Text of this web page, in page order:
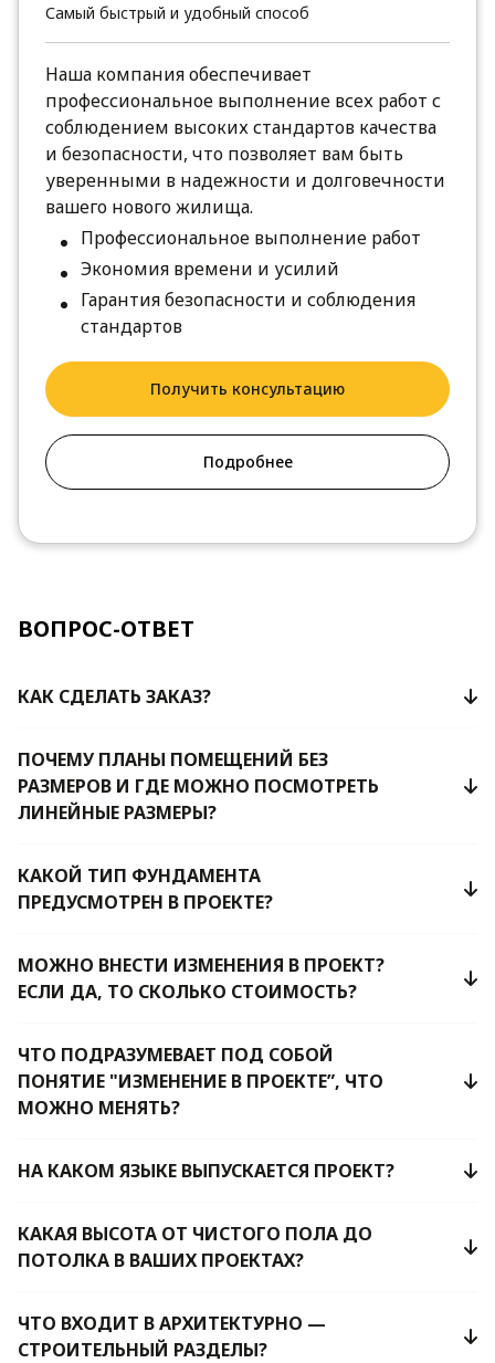
Самый быстрый и удобный способ
Наша компания обеспечивает
профессиональное выполнение всех работ с
соблюдением высоких стандартов качества
и безопасности, что позволяет вам быть
уверенными в надежности и долговечности
вашего нового жилища.
Профессиональное выполнение работ
Экономия времени и усилий
Гарантия безопасности и соблюдения
стандартов
Получить консультацию
Подробнее
ВОПРОС-ОТВЕТ
КАК СДЕЛАТЬ ЗАКАЗ?
ПОЧЕМУ ПЛАНЫ ПОМЕЩЕНИЙ БЕЗ
РАЗМЕРОВ И ГДЕ МОЖНО ПОСМОТРЕТЬ
ЛИНЕЙНЫЕ РАЗМЕРЫ?
КАКОЙ ТИП ФУНДАМЕНТА
ПРЕДУСМОТРЕН В ПРОЕКТЕ?
МОЖНО ВНЕСТИ ИЗМЕНЕНИЯ В ПРОЕКТ?
ЕСЛИ ДА, ТО СКОЛЬКО СТОИМОСТЬ?
ЧТО ПОДРАЗУМЕВАЕТ ПОД СОБОЙ
ПОНЯТИЕ "ИЗМЕНЕНИЕ В ПРОЕКТЕ”, ЧТО
МОЖНО МЕНЯТЬ?
НА КАКОМ ЯЗЫКЕ ВЫПУСКАЕТСЯ ПРОЕКТ?
КАКАЯ ВЫСОТА ОТ ЧИСТОГО ПОЛА ДО
ПОТОЛКА В ВАШИХ ПРОЕКТАХ?
ЧТО ВХОДИТ В АРХИТЕКТУРНО —
СТРОИТЕЛЬНЫЙ РАЗДЕЛЫ?